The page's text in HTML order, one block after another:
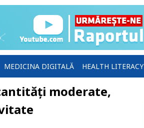
MEDICINA DIGITALĂ HEALTH LITERACY
moderate,